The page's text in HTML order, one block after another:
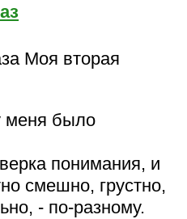
Моя вторая
меня было
понимания, и
смешно, грустно,
- по-разному.